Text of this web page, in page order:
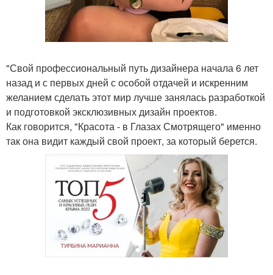
"Свой профессиональный путь дизайнера начала 6 лет
назад и с первых дней с особой отдачей и искренним
желанием сделать этот мир лучше занялась разработкой
и подготовкой эксклюзивных дизайн проектов.
Как говорится, "Красота - в Глазах Смотрящего" именно
так она видит каждый свой проект, за который берется.